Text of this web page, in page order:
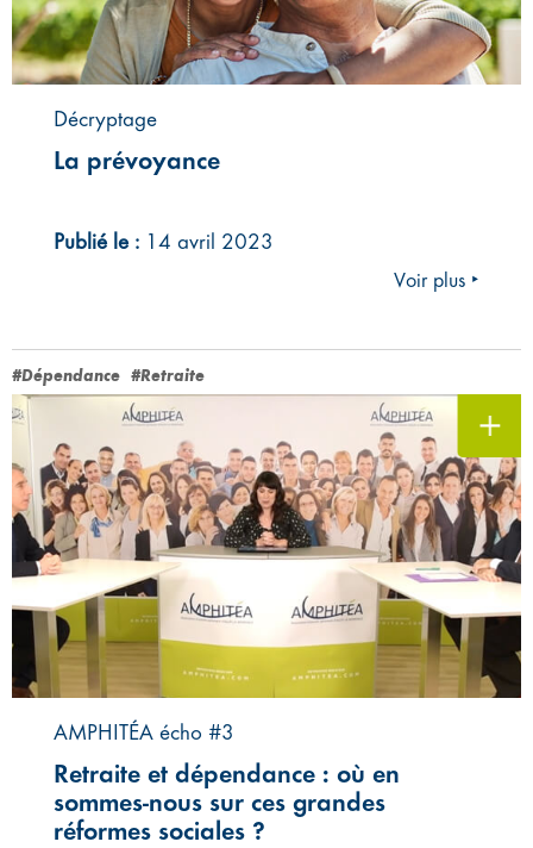
Décryptage
La prévoyance
Publié le : 14 avril 2023
Voir plus ‣
#Dépendance #Retraite
AMPHITÉA écho #3
Retraite et dépendance : où en
sommes-nous sur ces grandes
réformes sociales ?